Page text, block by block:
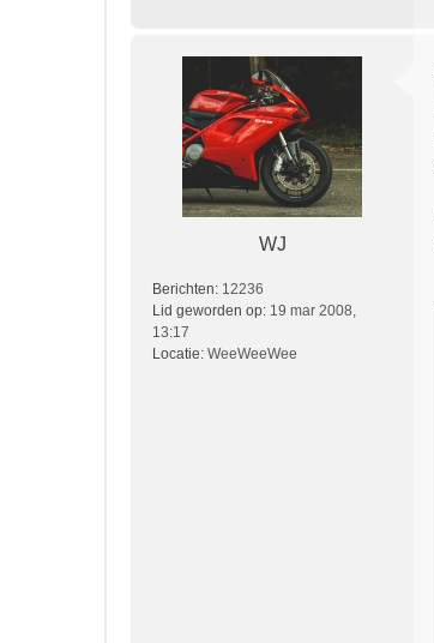
WJ
Berichten: 12236
Lid geworden op: 19 mar 2008,
13:17
Locatie: WeeWeeWee